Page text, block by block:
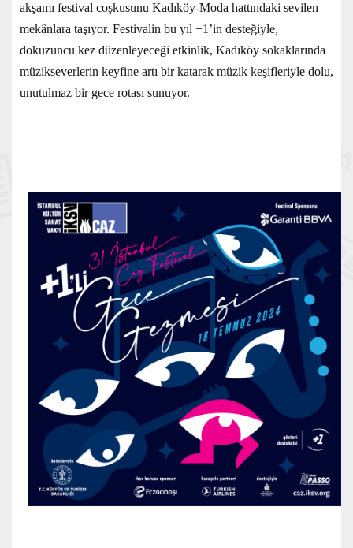
akşamı festival coşkusunu Kadıköy-Moda hattındaki sevilen
mekânlara taşıyor. Festivalin bu yıl +1’in desteğiyle,
dokuzuncu kez düzenleyeceği etkinlik, Kadıköy sokaklarında
müzikseverlerin keyfine artı bir katarak müzik keşifleriyle dolu,
unutulmaz bir gece rotası sunuyor.